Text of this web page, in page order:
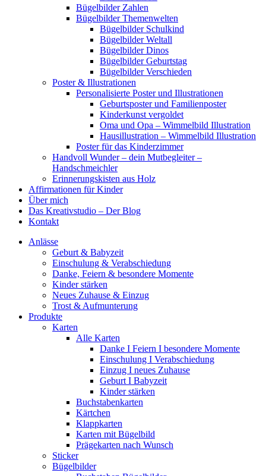
Bügelbilder Zahlen
Bügelbilder Themenwelten
Bügelbilder Schulkind
Bügelbilder Weltall
Bügelbilder Dinos
Bügelbilder Geburtstag
Bügelbilder Verschieden
Poster & Illustrationen
Personalisierte Poster und Illustrationen
Geburtsposter und Familienposter
Kinderkunst vergoldet
Oma und Opa – Wimmelbild Illustration
Hausillustration – Wimmelbild Illustration
Poster für das Kinderzimmer
Handvoll Wunder – dein Mutbegleiter –
Handschmeichler
Erinnerungskisten aus Holz
Affirmationen für Kinder
Über mich
Das Kreativstudio – Der Blog
Kontakt
Anlässe
Geburt & Babyzeit
Einschulung & Verabschiedung
Danke, Feiern & besondere Momente
Kinder stärken
Neues Zuhause & Einzug
Trost & Aufmunterung
Produkte
Karten
Alle Karten
Danke I Feiern I besondere Momente
Einschulung I Verabschiedung
Einzug I neues Zuhause
Geburt I Babyzeit
Kinder stärken
Buchstabenkarten
Kärtchen
Klappkarten
Karten mit Bügelbild
Prägekarten nach Wunsch
Sticker
Bügelbilder